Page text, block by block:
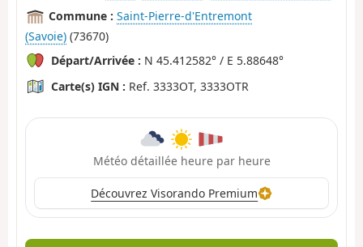
Commune : Saint-Pierre-d'Entremont
(Savoie) (73670)
Départ/Arrivée : N 45.412582° / E 5.88648°
Carte(s) IGN : Ref. 3333OT, 3333OTR
Météo détaillée heure par heure
Découvrez Visorando Premium